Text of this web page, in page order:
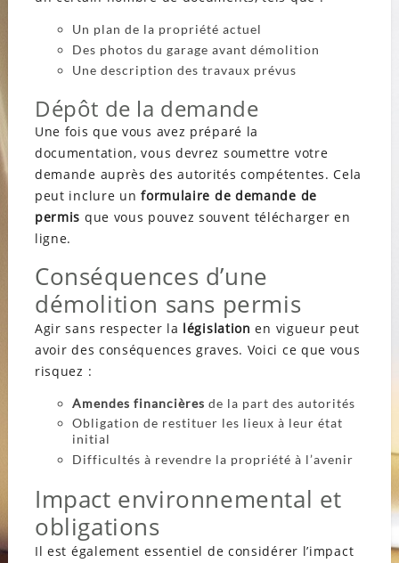
Un plan de la propriété actuel
Des photos du garage avant démolition
Une description des travaux prévus
Dépôt de la demande
Une fois que vous avez préparé la
documentation, vous devrez soumettre votre
demande auprès des autorités compétentes. Cela
peut inclure unformulaire de demande de
permis que vous pouvez souvent télécharger en
ligne.
Conséquences d’une
démolition sans permis
Agir sans respecter la législation en vigueur peut
avoir des conséquences graves. Voici ce que vous
risquez :
Amendes financières de la part des autorités
Obligation de restituer les lieux à leur état
initial
Difficultés à revendre la propriété à l’avenir
Impact environnemental et
obligations
Il est également essentiel de considérer l’impact